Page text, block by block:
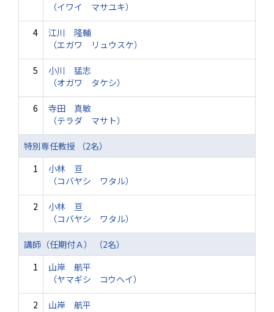
（イワイ マサユキ）
4
江川 隆輔
（エガワ リュウスケ）
5
小川 猛志
（オガワ タケシ）
6
寺田 真敏
（テラダ マサト）
特別専任教授 （2名）
1
小林 亘
（コバヤシ ワタル）
2
小林 亘
（コバヤシ ワタル）
講師（任期付Ａ） （2名）
1
山岸 航平
（ヤマギシ コウヘイ）
2
山岸 航平